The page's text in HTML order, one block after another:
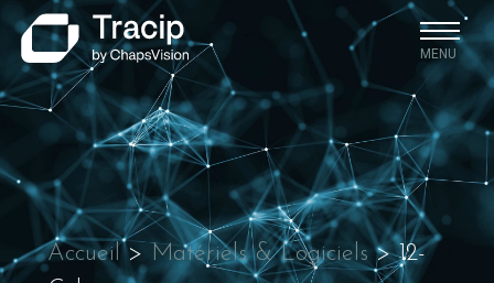
MENU
Accueil> Matériels & Logiciels>12-